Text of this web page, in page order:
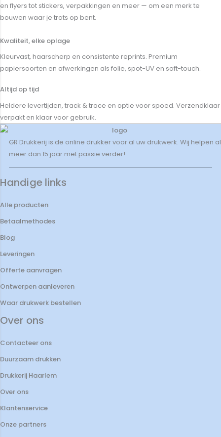
en flyers tot stickers, verpakkingen en meer — om een merk te
bouwen waar je trots op bent.
Kwaliteit, elke oplage
Kleurvast, haarscherp en consistente reprints. Premium
papiersoorten en afwerkingen als folie, spot-UV en soft-touch.
Altijd op tijd
Heldere levertijden, track & trace en optie voor spoed. Verzendklaar
verpakt en klaar voor gebruik.
GR Drukkerij is de online drukker voor al uw drukwerk. Wij helpen al
meer dan 15 jaar met passie verder!
Handige links
Alle producten
Betaalmethodes
Blog
Leveringen
Offerte aanvragen
Ontwerpen aanleveren
Waar drukwerk bestellen
Over ons
Contacteer ons
Duurzaam drukken
Drukkerij Haarlem
Over ons
Klantenservice
Onze partners